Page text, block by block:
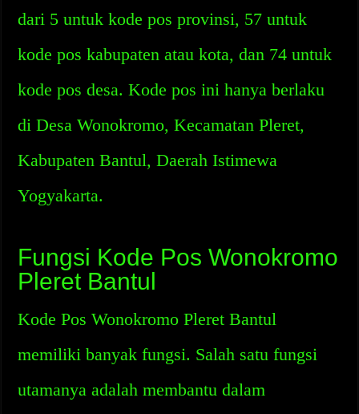
dari 5 untuk kode pos provinsi, 57 untuk
kode pos kabupaten atau kota, dan 74 untuk
kode pos desa. Kode pos ini hanya berlaku
di Desa Wonokromo, Kecamatan Pleret,
Kabupaten Bantul, Daerah Istimewa
Yogyakarta.
Fungsi Kode Pos Wonokromo
Pleret Bantul
Kode Pos Wonokromo Pleret Bantul
memiliki banyak fungsi. Salah satu fungsi
utamanya adalah membantu dalam